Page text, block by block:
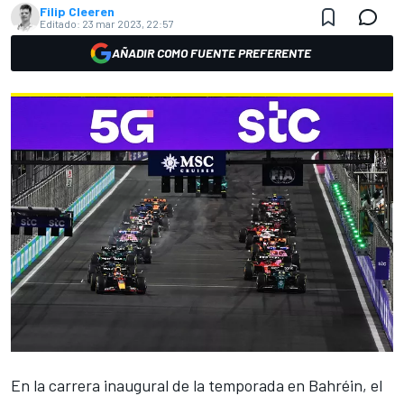
Filip Cleeren
Editado: 23 mar 2023, 22:57
AÑADIR COMO FUENTE PREFERENTE
En la carrera inaugural de la temporada en Bahréin, el